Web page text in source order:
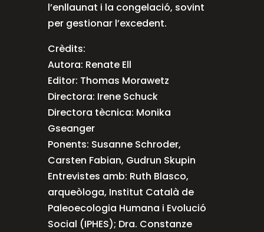
l’enllaunat i la congelació, sovint
per gestionar l’excedent.
Crèdits:
Autora: Renate Ell
Editor: Thomas Morawetz
Directora: Irene Schuck
Directora tècnica: Monika
Gseanger
Ponents: Susanne Schroder,
Carsten Fabian, Gudrun Skupin
Entrevistes amb: Ruth Blasco,
arqueòloga, Institut Català de
Paleoecologia Humana i Evolució
Social (IPHES); Dra. Constanze